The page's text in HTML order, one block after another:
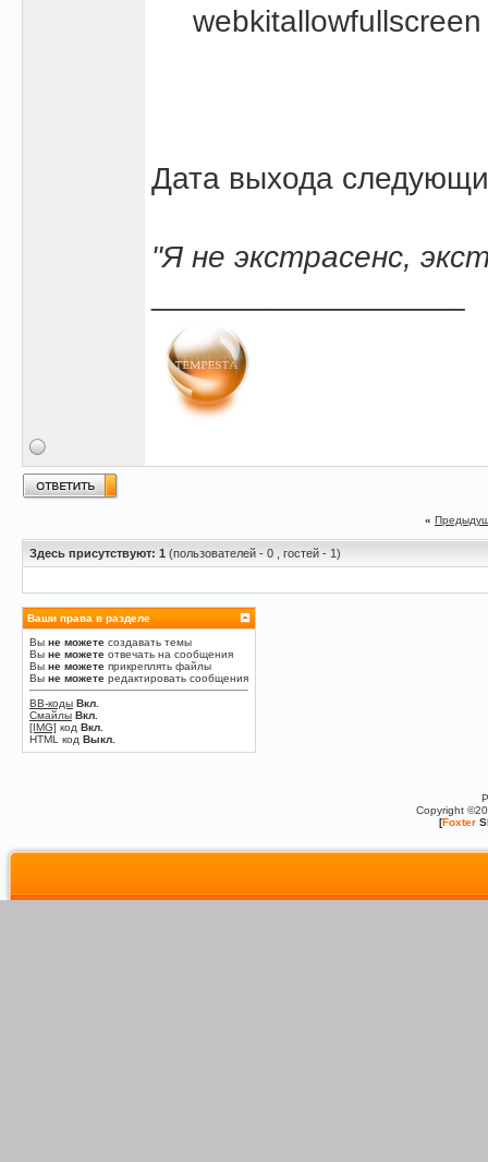
Дата выхода
"Я не экстрасенс,
«
Здесь присутствуют: 1 (пользователей - 0 , гостей - 1)
Ваши права в разделе
Вы не можете создавать темы
Вы не можете отвечать на сообщения
Вы не можете прикреплять файлы
Вы не можете редактировать сообщения
BB-коды Вкл.
Смайлы Вкл.
[IMG] код Вкл.
HTML код Выкл.
Copyright
[Foxter